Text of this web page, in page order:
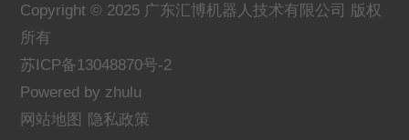
Copyright © 2025 广东汇博机器人技术有限公司 版权
所有
苏ICP备13048870号-2
Powered by zhulu
网站地图
隐私政策